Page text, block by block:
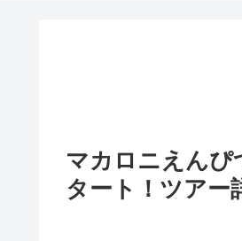
マカロニえんぴ
タート！ツアー